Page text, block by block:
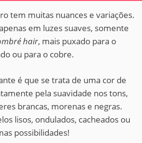
tem muitas nuances e variações.
em luzes suaves, somente
hair, mais puxado para o
ou para o cobre.
é que se trata de uma cor de
pela suavidade nos tons,
brancas, morenas e negras.
lisos, ondulados, cacheados ou
possibilidades!